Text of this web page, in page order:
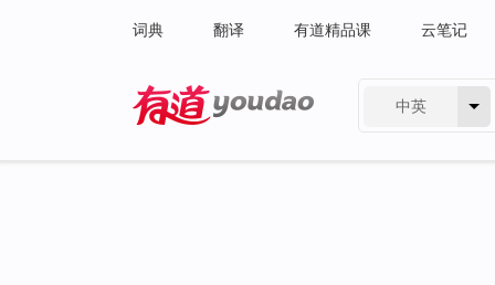
词典 翻译 有道精品课 云笔记
中英